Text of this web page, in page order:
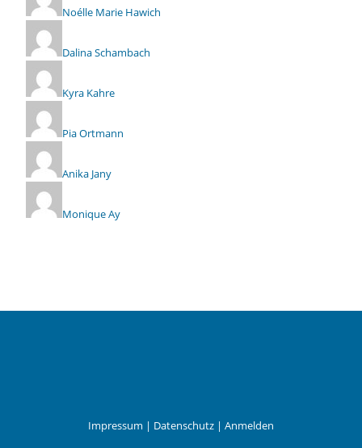
Noélle Marie Hawich
Dalina Schambach
Kyra Kahre
Pia Ortmann
Anika Jany
Monique Ay
Impressum | Datenschutz | Anmelden